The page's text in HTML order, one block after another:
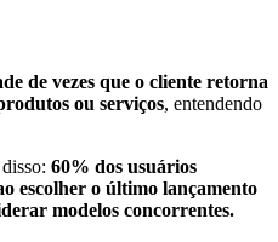
de vezes que o cliente retorna
ou serviços, entendendo
60% dos usuários
escolher o último lançamento
modelos concorrentes.